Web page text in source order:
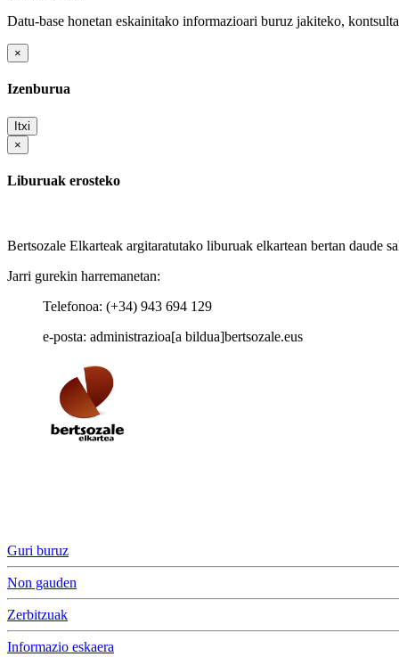
Datu-base honetan eskainitako informazioari buruz jakiteko,
×
Izenburua
Itxi
×
Liburuak erosteko
Bertsozale Elkarteak argitaratutako liburuak elkartean bertan daude
Jarri gurekin harremanetan:
Telefonoa: (+34) 943 694 129
e-posta: administrazioa[a bildua]bertsozale.eus
Guri buruz
Non gauden
Zerbitzuak
Informazio eskaera